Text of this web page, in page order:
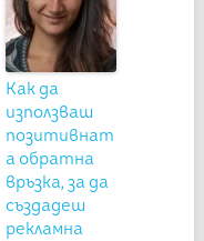
Как да
използваш
позитивнат
а обратна
връзка, за да
създадеш
рекламна